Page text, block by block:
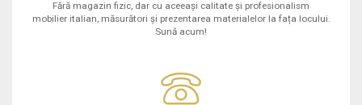
Fără magazin fizic, dar cu aceeași calitate și profesionalism
mobilier italian, măsurători și prezentarea materialelor la fața locului.
Sună acum!